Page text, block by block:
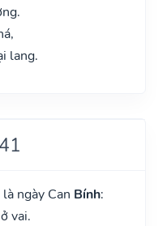
lang.
ngày Can Bính:
vai.